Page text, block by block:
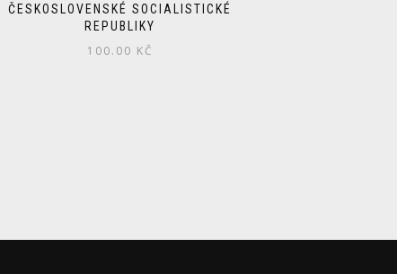
ČESKOSLOVENSKÉ SOCIALISTICKÉ
REPUBLIKY
100.00 KČ